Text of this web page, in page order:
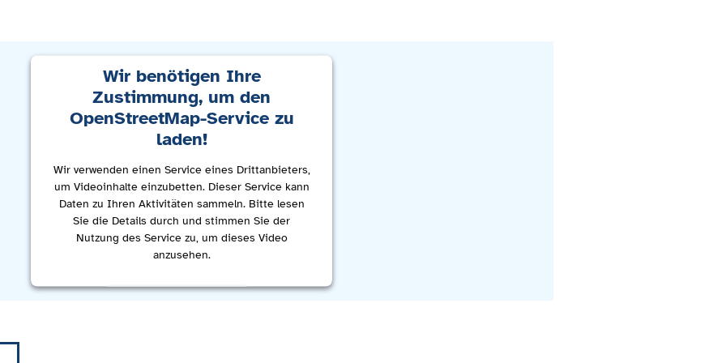
Wir benötigen Ihre
Zustimmung, um den
OpenStreetMap-Service zu
laden!
Wir verwenden einen Service eines Drittanbieters,
um Videoinhalte einzubetten. Dieser Service kann
Daten zu Ihren Aktivitäten sammeln. Bitte lesen
Sie die Details durch und stimmen Sie der
Nutzung des Service zu, um dieses Video
anzusehen.